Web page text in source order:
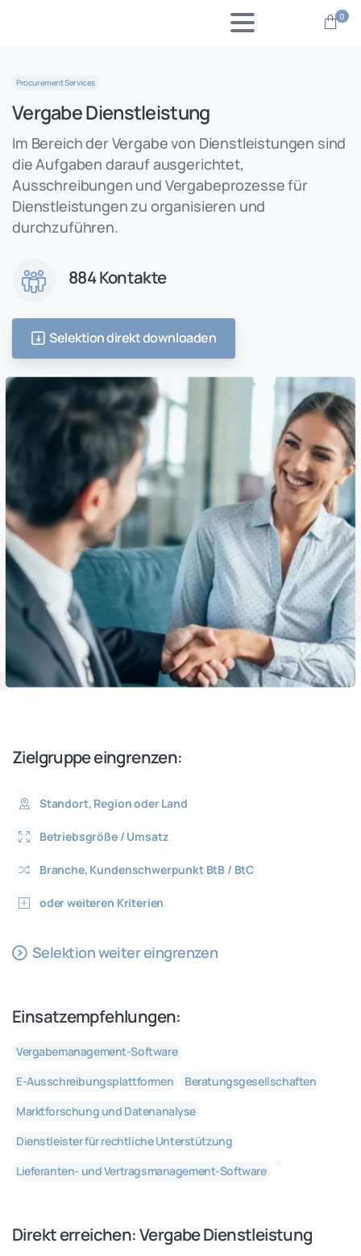
0
Procurement Services
Vergabe Dienstleistung
Im Bereich der Vergabe von Dienstleistungen sind
die Aufgaben darauf ausgerichtet,
Ausschreibungen und Vergabeprozesse für
Dienstleistungen zu organisieren und
durchzuführen.
884 Kontakte
Selektion direkt downloaden
Zielgruppeeingrenzen:
Standort, Region oder Land
Betriebsgröße / Umsatz
Branche, Kundenschwerpunkt BtB / BtC
oder weiteren Kriterien
Selektion weiter eingrenzen
Einsatzempfehlungen:
Vergabemanagement-Software
E-Ausschreibungsplattformen
Beratungsgesellschaften
Marktforschung und Datenanalyse
Dienstleister für rechtliche Unterstützung
Lieferanten- und Vertragsmanagement-Software
Direkterreichen:Vergabe Dienstleistung